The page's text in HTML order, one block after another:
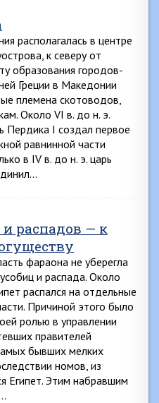
располагалась в центре
к северу от
образования городов-
Греции в Македонии
племена скотоводов,
Около VI в. до н. э.
Пердика I создал первое
равнинной части
в IV в. до н. э. царь
распадов — к
фараона не уберегла
и распада. Около
распался на отдельные
Причиной этого было
ролью в управлении
правителей
бывших мелких
номов, из
Египет. Этим набравшим